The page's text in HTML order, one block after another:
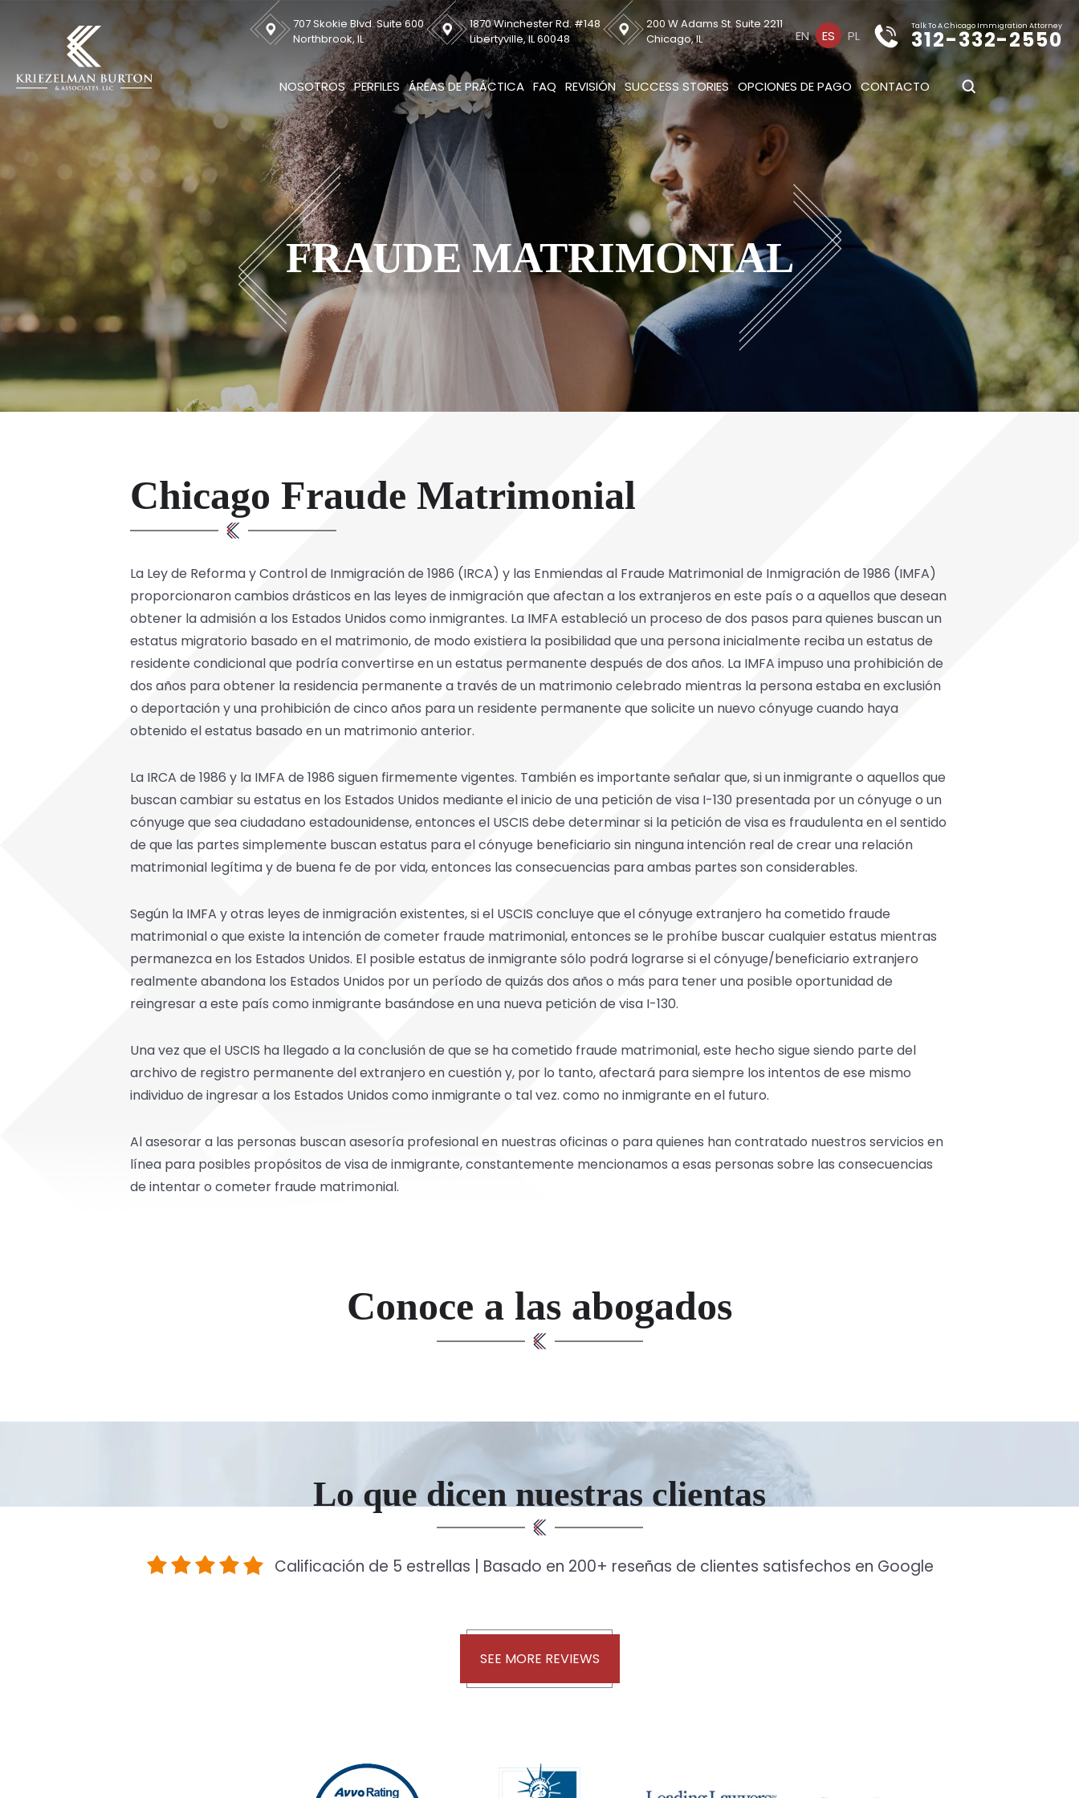
707 Skokie Blvd. Suite 600
Northbrook, IL
1870 Winchester Rd. #148
Libertyville, IL 60048
200 W Adams St. Suite 2211
Chicago, IL
EN ES PL
Talk To A Chicago Immigration Attorney
312-332-2550
NOSOTROS PERFILES ÁREAS DE PRÁCTICA FAQ REVISIÓN SUCCESS STORIES OPCIONES DE PAGO CONTACTO
FRAUDE MATRIMONIAL
Chicago Fraude Matrimonial
La Ley de Reforma y Control de Inmigración de 1986 (IRCA) y las Enmiendas al Fraude Matrimonial de Inmigración de 1986 (IMFA)
proporcionaron cambios drásticos en las leyes de inmigración que afectan a los extranjeros en este país o a aquellos que desean
obtener la admisión a los Estados Unidos como inmigrantes. La IMFA estableció un proceso de dos pasos para quienes buscan un
estatus migratorio basado en el matrimonio, de modo existiera la posibilidad que una persona inicialmente reciba un estatus de
residente condicional que podría convertirse en un estatus permanente después de dos años. La IMFA impuso una prohibición de
dos años para obtener la residencia permanente a través de un matrimonio celebrado mientras la persona estaba en exclusión
o deportación y una prohibición de cinco años para un residente permanente que solicite un nuevo cónyuge cuando haya
obtenido el estatus basado en un matrimonio anterior.
La IRCA de 1986 y la IMFA de 1986 siguen firmemente vigentes. También es importante señalar que, si un inmigrante o aquellos que
buscan cambiar su estatus en los Estados Unidos mediante el inicio de una petición de visa I-130 presentada por un cónyuge o un
cónyuge que sea ciudadano estadounidense, entonces el USCIS debe determinar si la petición de visa es fraudulenta en el sentido
de que las partes simplemente buscan estatus para el cónyuge beneficiario sin ninguna intención real de crear una relación
matrimonial legítima y de buena fe de por vida, entonces las consecuencias para ambas partes son considerables.
Según la IMFA y otras leyes de inmigración existentes, si el USCIS concluye que el cónyuge extranjero ha cometido fraude
matrimonial o que existe la intención de cometer fraude matrimonial, entonces se le prohíbe buscar cualquier estatus mientras
permanezca en los Estados Unidos. El posible estatus de inmigrante sólo podrá lograrse si el cónyuge/beneficiario extranjero
realmente abandona los Estados Unidos por un período de quizás dos años o más para tener una posible oportunidad de
reingresar a este país como inmigrante basándose en una nueva petición de visa I-130.
Una vez que el USCIS ha llegado a la conclusión de que se ha cometido fraude matrimonial, este hecho sigue siendo parte del
archivo de registro permanente del extranjero en cuestión y, por lo tanto, afectará para siempre los intentos de ese mismo
individuo de ingresar a los Estados Unidos como inmigrante o tal vez. como no inmigrante en el futuro.
Al asesorar a las personas buscan asesoría profesional en nuestras oficinas o para quienes han contratado nuestros servicios en
línea para posibles propósitos de visa de inmigrante, constantemente mencionamos a esas personas sobre las consecuencias
de intentar o cometer fraude matrimonial.
Conoce a las abogados
Lo que dicen nuestras clientas
Calificación de 5 estrellas | Basado en 200+ reseñas de clientes satisfechos en Google
SEE MORE REVIEWS